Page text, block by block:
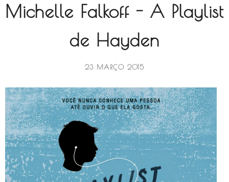
Michelle Falkoff - A Playlist
de Hayden
23 MARÇO 2015